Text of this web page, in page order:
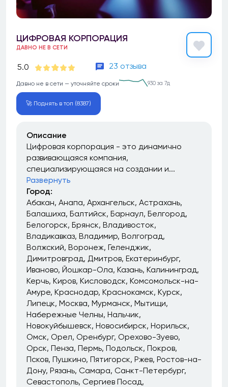
ЦИФРОВАЯ КОРПОРАЦИЯ
ДАВНО НЕ В СЕТИ
5.0 23 отзыва
Давно не в сети — уточняйте сроки 930 за 7д
🚀 Поднять в топ (8387)
Описание
Цифровая корпорация - это динамично
развивающаяся компания,
специализирующаяся на создании и...
Развернуть
Город:
Абакан Анапа Архангельск Астрахань
Балашиха Балтийск Барнаул Белгород
Белогорск Брянск Владивосток
Владикавказ Владимир Волгоград
Волжский Воронеж Геленджик
Димитровград Дмитров Екатеринбург
Иваново Йошкар-Ола Казань Калининград
Керчь Киров Кисловодск Комсомольск-на-
Амуре Краснодар Краснокамск Курск
Липецк Москва Мурманск Мытищи
Набережные Челны Нальчик
Новокуйбышевск Новосибирск Норильск
Омск Орел Оренбург Орехово-Зуево
Орск Пенза Пермь Подольск Покров
Псков Пушкино Пятигорск Ржев Ростов-на-
Дону Рязань Самара Санкт-Петербург
Севастополь Сергиев Посад